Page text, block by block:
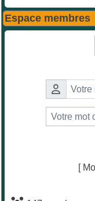
Espace membres
[